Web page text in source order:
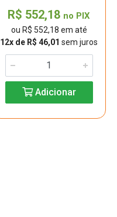
R$ 552,18 no PIX
ou R$ 552,18 em até
12x de R$ 46,01 sem juros
Adicionar